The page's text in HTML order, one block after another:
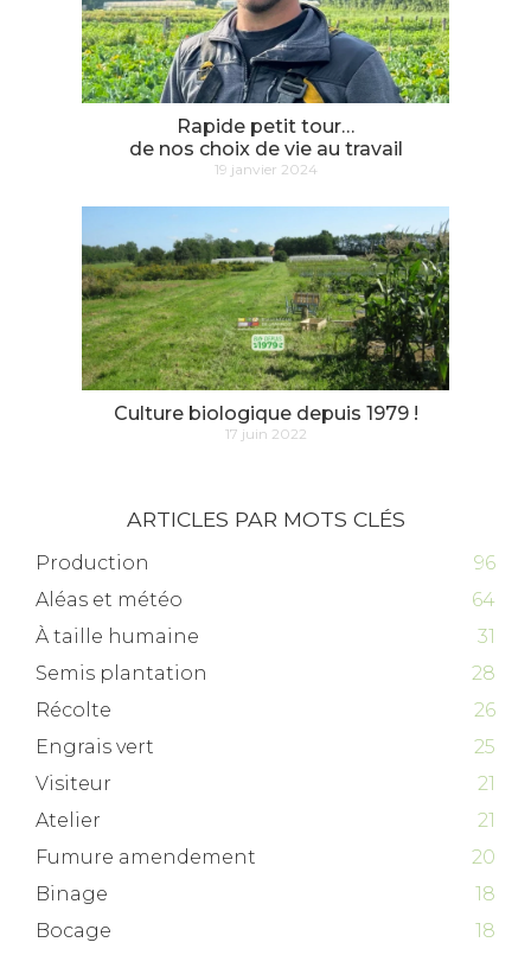
Rapide petit tour…
de nos choix de vie au travail
19 janvier 2024
Culture biologique depuis 1979 !
17 juin 2022
ARTICLES PAR MOTS CLÉS
Production
96
Aléas et météo
64
À taille humaine
31
Semis plantation
28
Récolte
26
Engrais vert
25
Visiteur
21
Atelier
21
Fumure amendement
20
Binage
18
Bocage
18